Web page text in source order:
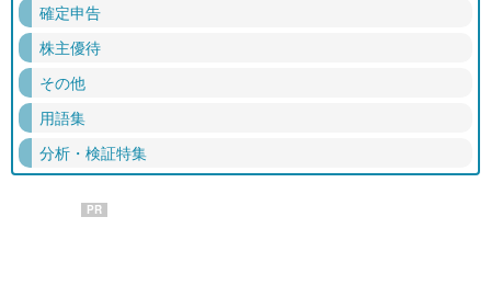
確定申告
株主優待
その他
用語集
分析・検証特集
PR